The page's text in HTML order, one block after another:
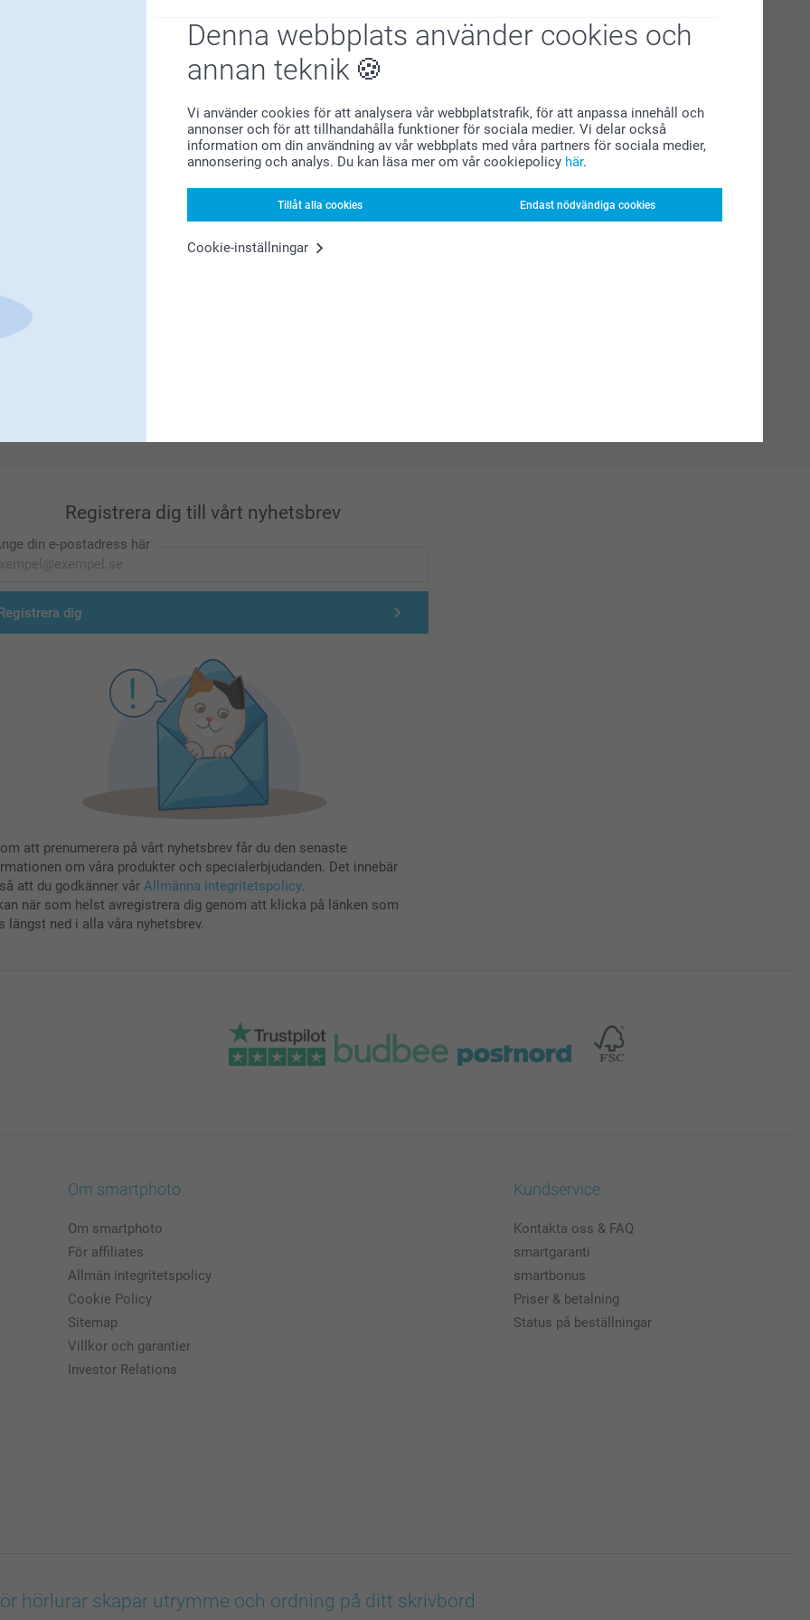
Denna webbplats använder cookies och
annan teknik
Vi använder cookies för att analysera vår webbplatstrafik, för att anpassa innehåll och
annonser och för att tillhandahålla funktioner för sociala medier. Vi delar också
information om din användning av vår webbplats med våra partners för sociala medier,
annonsering och analys. Du kan läsa mer om vår cookiepolicy här.
Tillåt alla cookies Endast nödvändiga cookies
Cookie-inställningar
Letar du efter inspiration?
Registrera dig till vårt nyhetsbrev
din e-postadress här
dig
att prenumerera på vårt nyhetsbrev får du den senaste
om våra produkter och specialerbjudanden. Det innebär
att du godkänner vår Allmänna integritetspolicy.
när som helst avregistrera dig genom att klicka på länken som
längst ned i alla våra nyhetsbrev.
Om smartphoto
Om smartphoto
För affiliates
Allmän integritetspolicy
Cookie Policy
Sitemap
Villkor och garantier
Investor Relations
Kundservice
Kontakta oss & FAQ
smartgaranti
smartbonus
Priser & betalning
Status på beställningar
hörlurar skapar utrymme och ordning på ditt skrivbord